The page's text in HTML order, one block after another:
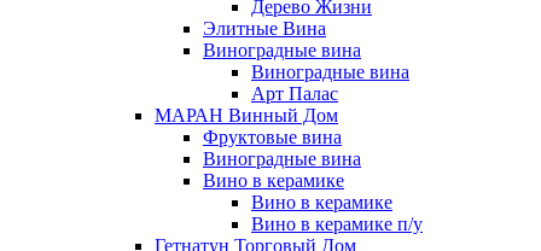
Дерево Жизни
Элитные Вина
Виноградные вина
Виноградные вина
Арт Палас
МАРАН Винный Дом
Фруктовые вина
Виноградные вина
Вино в керамике
Вино в керамике
Вино в керамике п/у
Гетнатун Торговый Дом